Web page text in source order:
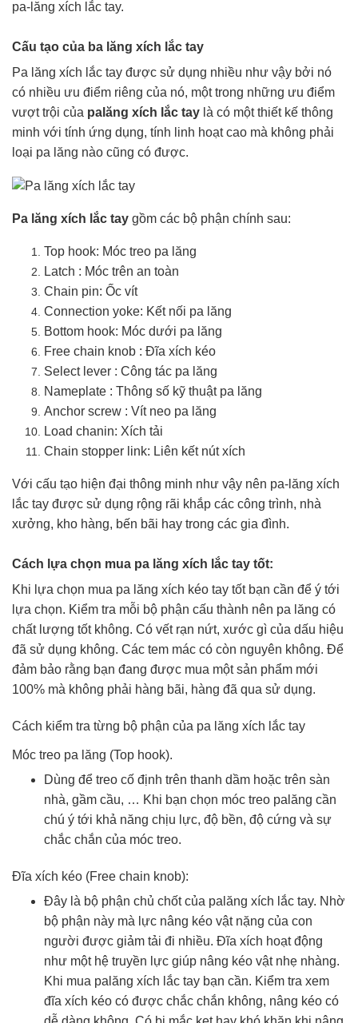
pa-lăng xích lắc tay.
Cấu tạo của ba lăng xích lắc tay
Pa lăng xích lắc tay được sử dụng nhiều như vậy bởi nó
có nhiều ưu điểm riêng của nó, một trong những ưu điểm
vượt trội của palăng xích lắc tay là có một thiết kế thông
minh với tính ứng dụng, tính linh hoạt cao mà không phải
loại pa lăng nào cũng có được.
Pa lăng xích lắc tay gồm các bộ phận chính sau:
Top hook: Móc treo pa lăng
Latch : Móc trên an toàn
Chain pin: Ốc vít
Connection yoke: Kết nối pa lăng
Bottom hook: Móc dưới pa lăng
Free chain knob : Đĩa xích kéo
Select lever : Công tác pa lăng
Nameplate : Thông số kỹ thuật pa lăng
Anchor screw : Vít neo pa lăng
Load chanin: Xích tải
Chain stopper link: Liên kết nút xích
Với cấu tạo hiện đại thông minh như vậy nên pa-lăng xích
lắc tay được sử dụng rộng rãi khắp các công trình, nhà
xưởng, kho hàng, bến bãi hay trong các gia đình.
Cách lựa chọn mua pa lăng xích lắc tay tốt:
Khi lựa chọn mua pa lăng xích kéo tay tốt bạn cần để ý tới
lựa chọn. Kiểm tra mỗi bộ phận cấu thành nên pa lăng có
chất lượng tốt không. Có vết rạn nứt, xước gì của dấu hiệu
đã sử dụng không. Các tem mác có còn nguyên không. Để
đảm bảo rằng bạn đang được mua một sản phẩm mới
100% mà không phải hàng bãi, hàng đã qua sử dụng.
Cách kiểm tra từng bộ phận của pa lăng xích lắc tay
Móc treo pa lăng (Top hook).
Dùng để treo cố định trên thanh dầm hoặc trên sàn
nhà, gầm cầu, … Khi bạn chọn móc treo palăng cần
chú ý tới khả năng chịu lực, độ bền, độ cứng và sự
chắc chắn của móc treo.
Đĩa xích kéo (Free chain knob):
Đây là bộ phận chủ chốt của palăng xích lắc tay. Nhờ
bộ phận này mà lực nâng kéo vật nặng của con
người được giảm tải đi nhiều. Đĩa xích hoạt động
như một hệ truyền lực giúp nâng kéo vật nhẹ nhàng.
Khi mua palăng xích lắc tay bạn cần. Kiểm tra xem
đĩa xích kéo có được chắc chắn không, nâng kéo có